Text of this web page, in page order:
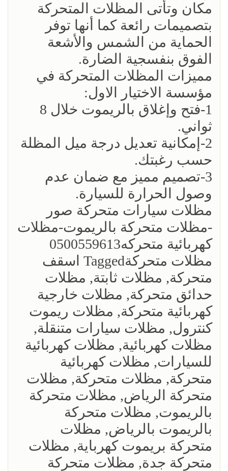
مكان وتأتى المظلات المتحركة
بتصميمات رائعة كما أنها توفر
الحماية من الشمس والأشعة
الفوق بنفسجية الضارة.
مميزات المظلات المتحركة في
مؤسسة الاختيار الاول:
1-فتح وإغلاق بالريموت خلال 8
ثواني.
2-إمكانية تعديل درجة ميل المظلة
حسب رغبتك.
3-تصميم مميز مع ضمان عدم
وصول الحرارة للسيارة.
مظلات سيارات متحركة صور
-مظلات متحركة بالريموت-مظلات
كهربائية متحركه0500559613
مظلات متحركةTagged اسقف
متحركة, مظلات ثابتة, مظلات
حدائق متحركة, مظلات خارجية
كهربائية متحركة, مظلات ريموت
كنترول, مظلات سيارات متنقلة,
مظلات كهربائية, مظلات كهربائية
للسيارات, مظلات كهربائية
متحركة, مظلات متحركة, مظلات
متحركة الرياض, مظلات متحركة
بالريموت, مظلات متحركة
بالريموت بالرياض, مظلات
متحركة بريموت كهرباية, مظلات
متحركة جدة, مظلات متحركة